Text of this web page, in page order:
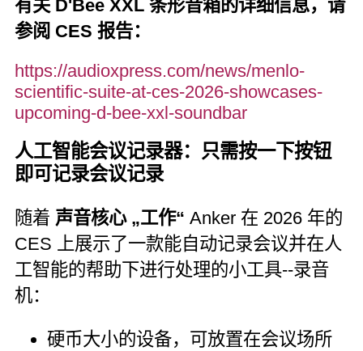
有关 D'Bee XXL 条形音箱的详细信息，请
参阅 CES 报告：
https://audioxpress.com/news/menlo-
scientific-suite-at-ces-2026-showcases-
upcoming-d-bee-xxl-soundbar
人工智能会议记录器：只需按一下按钮
即可记录会议记录
随着 声音核心 „工作“ Anker 在 2026 年的
CES 上展示了一款能自动记录会议并在人
工智能的帮助下进行处理的小工具--录音
机：
硬币大小的设备，可放置在会议场所